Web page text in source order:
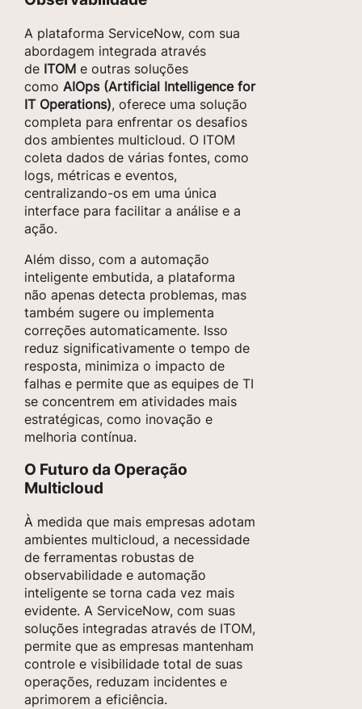
A plataforma ServiceNow, com sua
abordagem integrada através
de ITOM e outras soluções
como AIOps (Artificial Intelligence for
IT Operations), oferece uma solução
completa para enfrentar os desafios
dos ambientes multicloud. O ITOM
coleta dados de várias fontes, como
logs, métricas e eventos,
centralizando-os em uma única
interface para facilitar a análise e a
ação.
Além disso, com a automação
inteligente embutida, a plataforma
não apenas detecta problemas, mas
também sugere ou implementa
correções automaticamente. Isso
reduz significativamente o tempo de
resposta, minimiza o impacto de
falhas e permite que as equipes de TI
se concentrem em atividades mais
estratégicas, como inovação e
melhoria contínua.
O Futuro da Operação
Multicloud
À medida que mais empresas adotam
ambientes multicloud, a necessidade
de ferramentas robustas de
observabilidade e automação
inteligente se torna cada vez mais
evidente. A ServiceNow, com suas
soluções integradas através de ITOM,
permite que as empresas mantenham
controle e visibilidade total de suas
operações, reduzam incidentes e
aprimorem a eficiência.